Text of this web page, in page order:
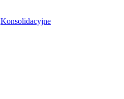
Konsolidacyjne